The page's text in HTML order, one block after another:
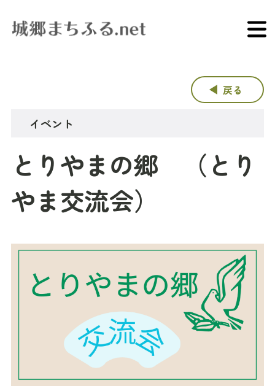
戻る
イベント
とりやまの郷 （とり
やま交流会）